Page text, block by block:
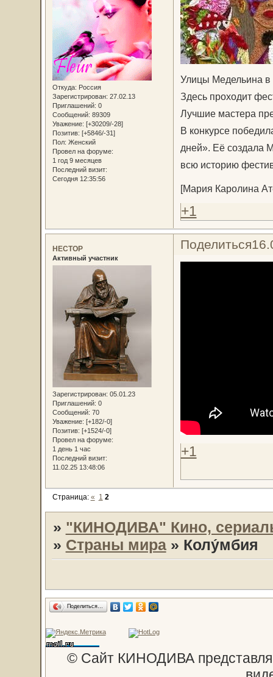
Откуда: Россия
Зарегистрирован: 27.02.13
Приглашений: 0
Сообщений: 89309
Уважение: [+30209/-28]
Позитив: [+5846/-31]
Пол: Женский
Провел на форуме:
1 год 9 месяцев
Последний визит:
Сегодня 12:35:56
Улицы Медельина в
Здесь проходит
Лучшие мастера
В конкурсе
дней». Её создала
всю историю
[Мария Каролина
+1
Поделиться
НЕСТОР
Активный участник
Зарегистрирован: 05.01.23
Приглашений: 0
Сообщений: 70
Уважение: [+182/-0]
Позитив: [+1524/-0]
Провел на форуме:
1 день 1 час
Последний визит:
11.02.25 13:48:06
+1
Страница: « 1 2
» "КИНОДИВА" Кино,
» Страны мира » Колу́мбия
Поделиться…
© Сайт КИНОДИВА